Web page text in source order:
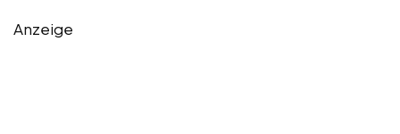
Anzeige